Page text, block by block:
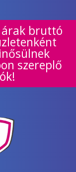
bruttó
szereplő